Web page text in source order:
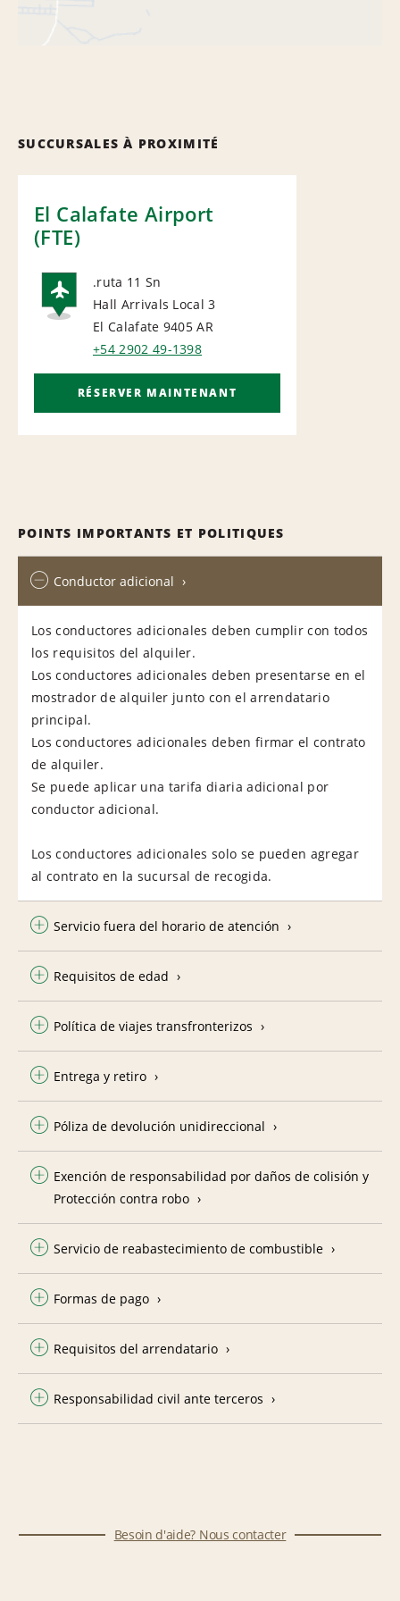
SUCCURSALES À PROXIMITÉ
El Calafate Airport
(FTE)
AIRPORT
.ruta 11 Sn
Hall Arrivals Local 3
El Calafate 9405 AR
+54 2902 49-1398
RÉSERVER MAINTENANT
POINTS IMPORTANTS ET POLITIQUES
Conductor adicional
Los conductores adicionales deben cumplir con todos
los requisitos del alquiler.
Los conductores adicionales deben presentarse en el
mostrador de alquiler junto con el arrendatario
principal.
Los conductores adicionales deben firmar el contrato
de alquiler.
Se puede aplicar una tarifa diaria adicional por
conductor adicional.
Los conductores adicionales solo se pueden agregar
al contrato en la sucursal de recogida.
Servicio fuera del horario de atención
Requisitos de edad
Política de viajes transfronterizos
Entrega y retiro
Póliza de devolución unidireccional
Exención de responsabilidad por daños de colisión y
Protección contra robo
Servicio de reabastecimiento de combustible
Formas de pago
Requisitos del arrendatario
Responsabilidad civil ante terceros
Besoin d'aide? Nous contacter